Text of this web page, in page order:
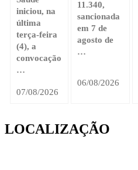
iniciou, na
última
terça-feira
(4), a
convocação
…
07/08/2026
11.340,
sancionada
em 7 de
agosto de
…
06/08/2026
LOCALIZAÇÃO